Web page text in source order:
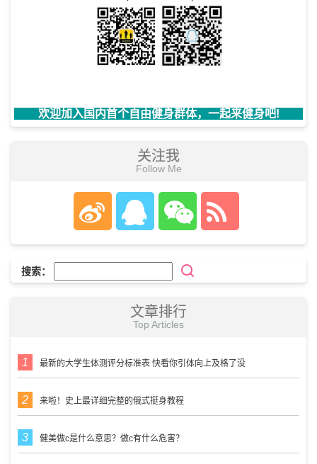
欢迎加入国内首个自由健身群体，一起来健身吧!
关注我
Follow Me
搜索：
文章排行
Top Articles
最新的大学生体测评分标准表 快看你引体向上及格了没
来啦！史上最详细完整的俄式挺身教程
健美做c是什么意思？做c有什么危害？